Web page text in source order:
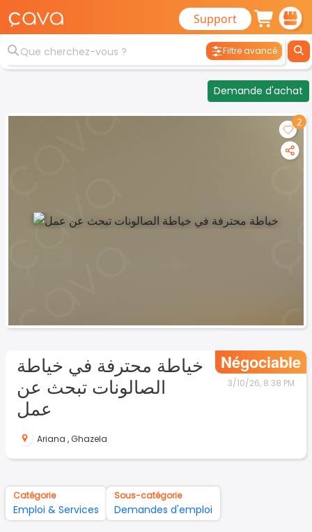
Support
Filtre avancé
Demande d'achat
2
خياطة محترفة في خياطة
الصالونات تبحث عن
عمل
Négociable
3/10/26, 8:38 PM
Ariana , Ghazela
Catégorie
Emploi & Services
Sous-catégorie
Demandes d'emploi